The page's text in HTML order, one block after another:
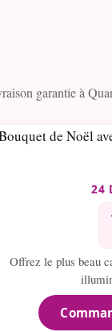
garantie à
24
Offrez le plus beau